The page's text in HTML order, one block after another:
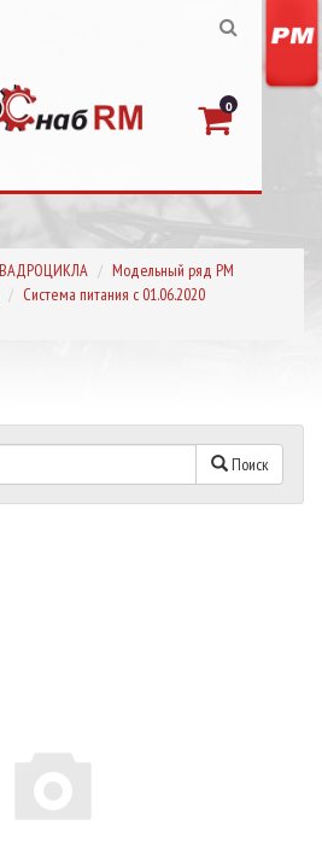
0
Модельный ряд РМ
Система питания с 01.06.2020
Поиск